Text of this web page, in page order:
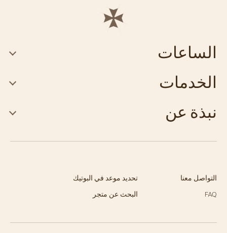
التواصل معنا
تحديد موعد في البوتيك
FAQ
البحث عن متجر
الساعات
الخدمات
نبذة عن